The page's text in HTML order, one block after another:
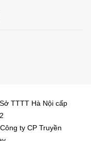
TTTT Hà Nội cấp
ty CP Truyền